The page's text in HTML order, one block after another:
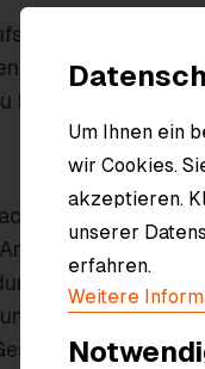
Um Ihnen ein
wir Cookies.
akzeptieren.
unserer
erfahren.
Weitere
sein oder Fragen
helfen.
Erhalt deiner
unbenutzt
zu veranlassen